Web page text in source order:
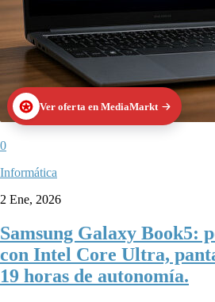
Ver oferta en MediaMarkt
0
Informática
2 Ene, 2026
Samsung Galaxy Book5:
con Intel Core Ultra,
19 horas de autonomía.